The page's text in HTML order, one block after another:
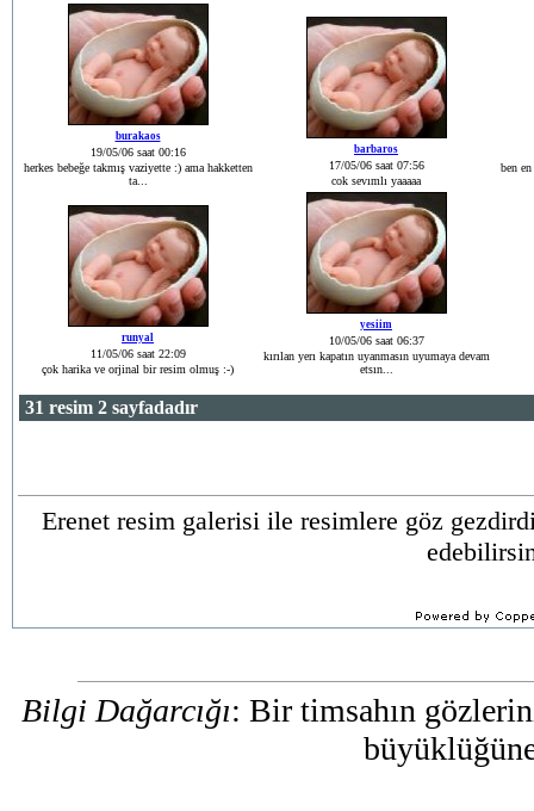
burakaos
19/05/06 saat 00:16
herkes bebeğe takmış vaziyette :) ama hakketten
ta...
barbaros
17/05/06 saat 07:56
cok sevımlı yaaaaa
ben
runyal
11/05/06 saat 22:09
çok harika ve orjinal bir resim olmuş :-)
yesiim
10/05/06 saat 06:37
kırılan yerı kapatın uyanmasın uyumaya devam
etsın...
31 resim 2 sayfadadır
Erenet resim galerisi ile resimlere göz
Bilgi Dağarcığı: Bir timsahın